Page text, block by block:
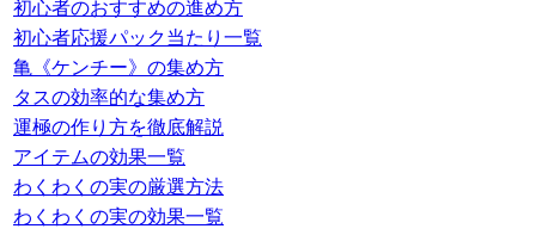
初心者のおすすめの進め方
初心者応援パック当たり一覧
亀《ケンチー》の集め方
タスの効率的な集め方
運極の作り方を徹底解説
アイテムの効果一覧
わくわくの実の厳選方法
わくわくの実の効果一覧